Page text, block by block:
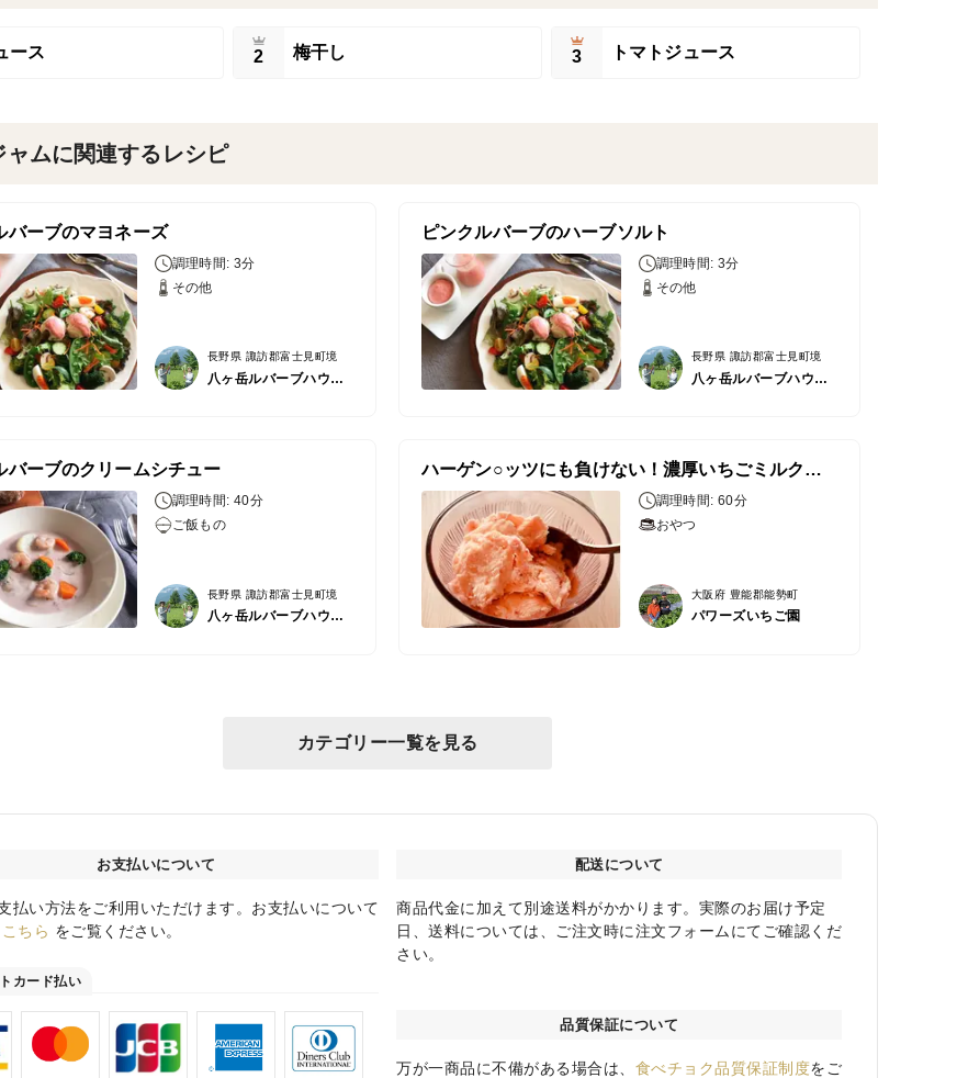
ース 2 梅干し 3 トマトジュース
ャムに関連するレシピ
バーブのマヨネーズ
調理時間: 3分
その他
長野県 諏訪郡富士見町境
八ヶ岳ルバーブハウス/ハコブネプロジェクト
ピンクルバーブのハーブソルト
調理時間: 3分
その他
長野県 諏訪郡富士見町境
八ヶ岳ルバーブハウス/ハコブネプロジェクト
バーブのクリームシチュー
調理時間: 40分
ご飯もの
長野県 諏訪郡富士見町境
八ヶ岳ルバーブハウス/ハコブネプロジェクト
ハーゲン○ッツにも負けない！濃厚いちごミルクアイスクリーム
調理時間: 60分
おやつ
大阪府 豊能郡能勢町
パワーズいちご園
カテゴリー一覧を見る
お支払いについて
払い方法をご利用いただけます。お支払いについて
こちら をご覧ください。
カード払い
配送について
商品代金に加えて別途送料がかかります。実際のお届け予定
日、送料については、ご注文時に注文フォームにてご確認くだ
さい。
品質保証について
万が一商品に不備がある場合は、 食べチョク品質保証制度をご